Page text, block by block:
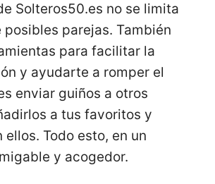
Solteros50.es no se limita
parejas. También
para facilitar la
y ayudarte a romper el
enviar guiños a otros
a tus favoritos y
ellos. Todo esto, en un
y acogedor.